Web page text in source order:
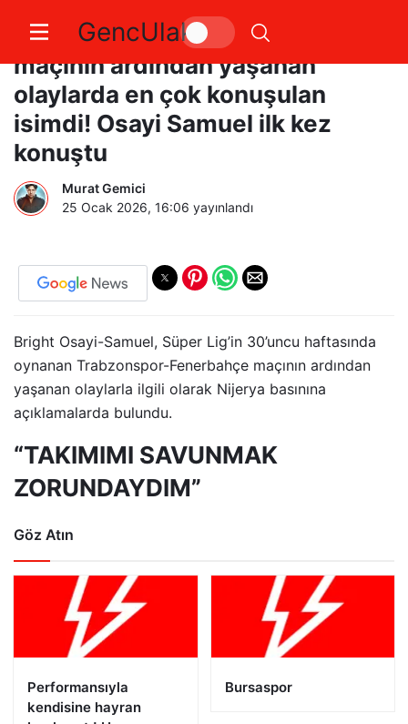
GencUlak
Trabzonspor Fenerbahçe
maçının ardından yaşanan
olaylarda en çok konuşulan
isimdi! Osayi Samuel ilk kez
konuştu
Murat Gemici
25 Ocak 2026, 16:06 yayınlandı
Bright Osayi-Samuel, Süper Lig’in 30’uncu haftasında
oynanan Trabzonspor-Fenerbahçe maçının ardından
yaşanan olaylarla ilgili olarak Nijerya basınına
açıklamalarda bulundu.
“TAKIMIMI SAVUNMAK
ZORUNDAYDIM”
Göz Atın
Performansıyla
kendisine hayran
Bursaspor